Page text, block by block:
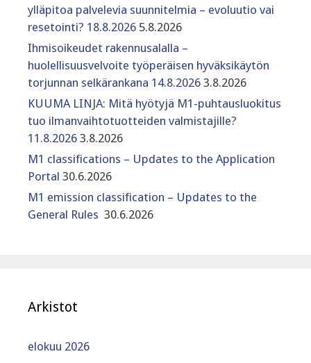
ylläpitoa palvelevia suunnitelmia – evoluutio vai
resetointi? 18.8.2026 5.8.2026
Ihmisoikeudet rakennusalalla –
huolellisuusvelvoite työperäisen hyväksikäytön
torjunnan selkärankana 14.8.2026 3.8.2026
KUUMA LINJA: Mitä hyötyjä M1-puhtausluokitus
tuo ilmanvaihtotuotteiden valmistajille?
11.8.2026 3.8.2026
M1 classifications – Updates to the Application
Portal 30.6.2026
M1 emission classification – Updates to the
General Rules 30.6.2026
Arkistot
elokuu 2026